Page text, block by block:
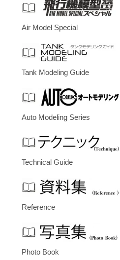
Air Model Special
Tank Modeling Guide
Auto Modeling Series
Technical Guide
Reference
Photo Book